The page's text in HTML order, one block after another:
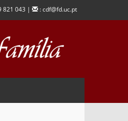
821 043 | : cdf@fd.uc.pt